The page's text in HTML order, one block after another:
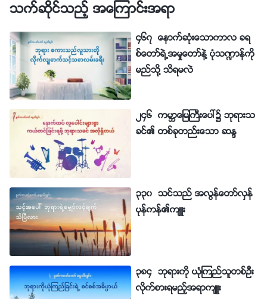
သက္ဆိုင္သည့္ အေၾကာင္းအရာ
၄၆၇ ေနာက္ဆုံးေသာကာလ ခရ
စ္ေတာ္ရဲ႕အမႈေတာ္နဲ႔ ပုံသ႑ာန္ကို
မည္သို႔ သိရမလဲ
၂၄၆ ကမာၻေျမႀကီးေပၚ၌ ဘုရားသ
ခင္၏ တစ္ခုတည္းေသာ ဆႏၵ
၃၃၀ သင္သည္ အလြန္ေတာ္လွန္
ပုန္ကန္၏က်ဴး
၃၈၄ ဘုရားကို ယုံၾကည္သူတစ္ဦး
လိုက္စားရမည့္အရာက်ဴး